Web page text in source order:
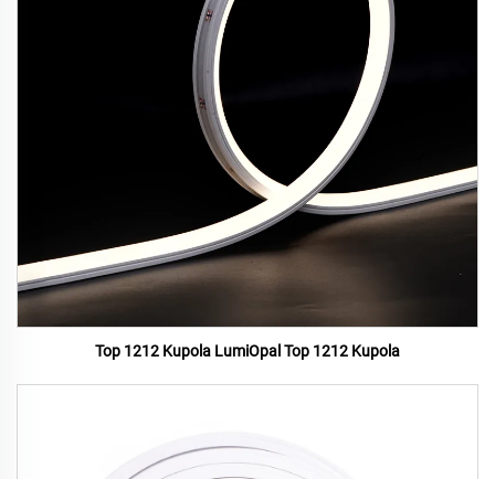
Top 1212 Kupola LumiOpal Top 1212 Kupola